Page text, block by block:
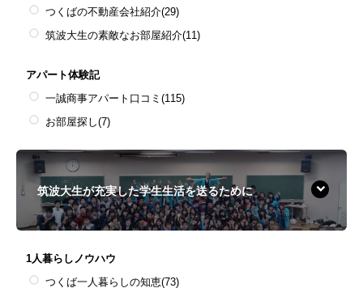
つくばの不動産会社紹介(29)
筑波大生の素敵なお部屋紹介(11)
アパート体験記
一誠商事アパート口コミ (115)
お部屋探し(7)
筑波大生が充実した学生生活を送るために
1人暮らしノウハウ
つくば一人暮らしの知恵(73)